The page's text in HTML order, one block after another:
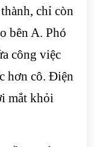
chỉ còn
bên A. Phó
công việc
hơn cô. Điện
mắt khỏi